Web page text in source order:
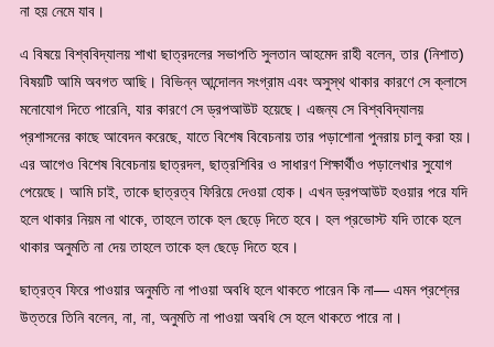
না হয় নেমে যাব।
এ বিষয়ে বিশ্ববিদ্যালয় শাখা ছাত্রদলের সভাপতি সুলতান আহমেদ রাহী বলেন, তার (নিশাত)
বিষয়টি আমি অবগত আছি। বিভিন্ন আন্দোলন সংগ্রাম এবং অসুস্থ থাকার কারণে সে ক্লাসে
মনোযোগ দিতে পারেনি, যার কারণে সে ড্রপআউট হয়েছে। এজন্য সে বিশ্ববিদ্যালয়
প্রশাসনের কাছে আবেদন করেছে, যাতে বিশেষ বিবেচনায় তার পড়াশোনা পুনরায় চালু করা হয়।
এর আগেও বিশেষ বিবেচনায় ছাত্রদল, ছাত্রশিবির ও সাধারণ শিক্ষার্থীও পড়ালেখার সুযোগ
পেয়েছে। আমি চাই, তাকে ছাত্রত্ব ফিরিয়ে দেওয়া হোক। এখন ড্রপআউট হওয়ার পরে যদি
হলে থাকার নিয়ম না থাকে, তাহলে তাকে হল ছেড়ে দিতে হবে। হল প্রভোস্ট যদি তাকে হলে
থাকার অনুমতি না দেয় তাহলে তাকে হল ছেড়ে দিতে হবে।
ছাত্রত্ব ফিরে পাওয়ার অনুমতি না পাওয়া অবধি হলে থাকতে পারেন কি না— এমন প্রশ্নের
উত্তরে তিনি বলেন, না, না, অনুমতি না পাওয়া অবধি সে হলে থাকতে পারে না।